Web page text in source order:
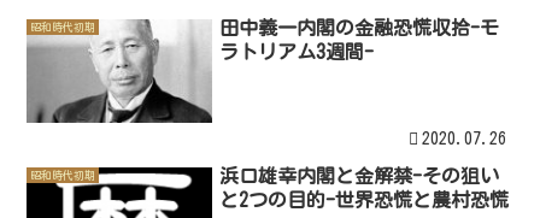
昭和時代初期
田中義一内閣の金融恐慌収拾-モ
ラトリアム3週間-
2020.07.26
昭和時代初期
浜口雄幸内閣と金解禁-その狙い
と2つの目的-世界恐慌と農村恐慌